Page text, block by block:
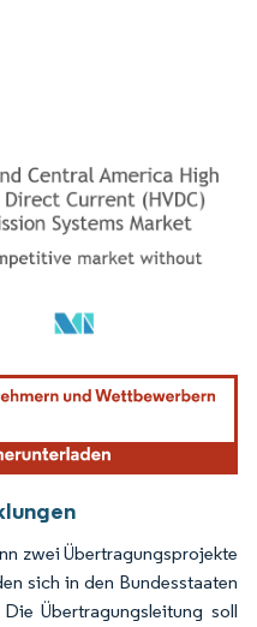
erfordert Namensnennung gemäß
zwei Übertragungsprojekte
sich in den Bundesstaaten
Übertragungsleitung soll